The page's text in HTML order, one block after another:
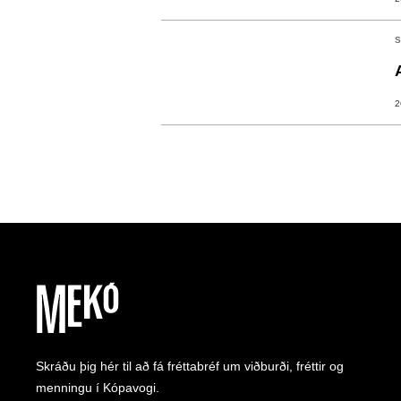
Skráðu þig hér til að fá fréttabréf um viðburði, fréttir og
menningu í Kópavogi.